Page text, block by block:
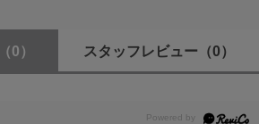
（0） スタッフレビュー （0）